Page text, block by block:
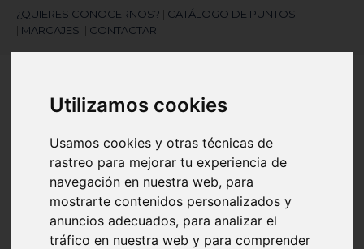
Utilizamos cookies
Usamos cookies y otras técnicas de
rastreo para mejorar tu experiencia de
navegación en nuestra web, para
mostrarte contenidos personalizados y
anuncios adecuados, para analizar el
tráfico en nuestra web y para comprender
¿QUIERES CONOCERNOS?
CATÁLOGO DE PUNTOS
MARCAJES CONTACTAR
¿Necesitas ayuda?
945 121 003